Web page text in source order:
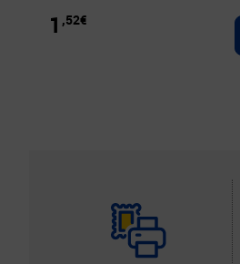
1 ,52€